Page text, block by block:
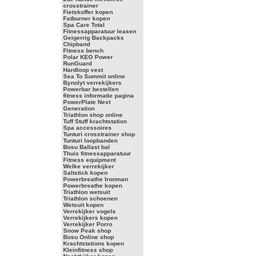
crosstrainer
Fietskoffer kopen
Fatburner kopen
Spa Care Total
Fitnessapparatuur leasen
Geigerrig Backpacks
Chipband
Fitness bench
Polar KEO Power
RunGuard
Hardloop vest
Sea To Summit online
Bynolyt verrekijkers
Powerbar bestellen
fitness informatie pagina
PowerPlate Next
Generation
Triathlon shop online
Tuff Stuff krachtstation
Spa accessoires
Tunturi crosstrainer shop
Tunturi loopbanden
Bosu Ballast bal
Thuis fitnessapparatuur
Fitness equipment
Welke verrekijker
Saltstick kopen
Powerbreathe Ironman
Powerbreathe kopen
Triathlon wetsuit
Triathlon schoenen
Wetsuit kopen
Verrekijker vogels
Verrekijkers kopen
Verrekijker Porro
Snow Peak shop
Bosu Online shop
Krachtstations kopen
Kleinfitness shop